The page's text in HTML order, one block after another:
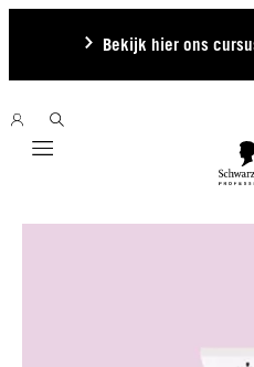
Bekijk hier ons
Mobile navigation